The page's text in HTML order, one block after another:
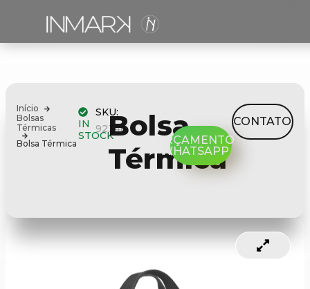
Início
Bolsas
Térmicas
Bolsa Térmica
IN
STOCK
SKU:
92346
Bolsa
Térmica
ORÇAMENTO
WHATSAPP
CONTATO